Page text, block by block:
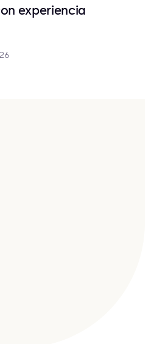
experiencia